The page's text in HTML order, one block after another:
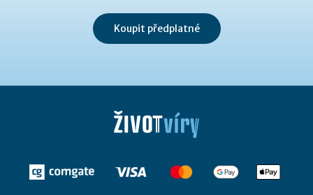
Koupit předplatné